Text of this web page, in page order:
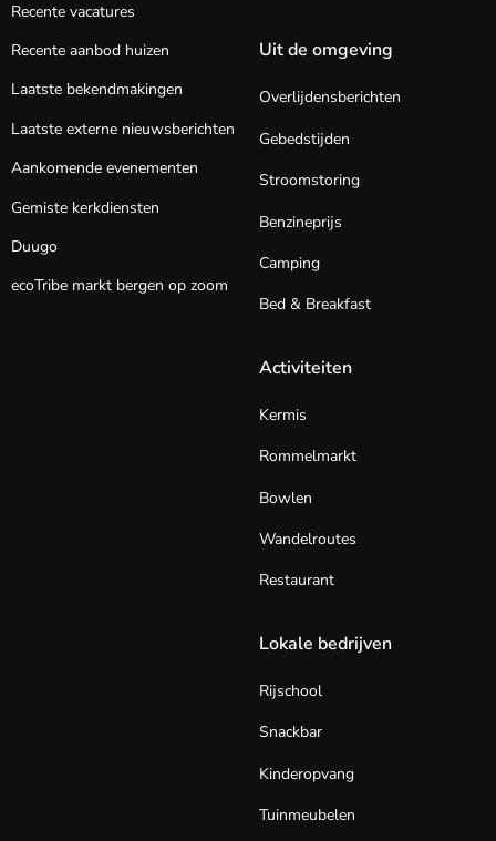
Recente vacatures
Recente aanbod huizen
Laatste bekendmakingen
Laatste externe nieuwsberichten
Aankomende evenementen
Gemiste kerkdiensten
Duugo
ecoTribe markt bergen op zoom
Uit de omgeving
Overlijdensberichten
Gebedstijden
Stroomstoring
Benzineprijs
Camping
Bed & Breakfast
Activiteiten
Kermis
Rommelmarkt
Bowlen
Wandelroutes
Restaurant
Lokale bedrijven
Rijschool
Snackbar
Kinderopvang
Tuinmeubelen